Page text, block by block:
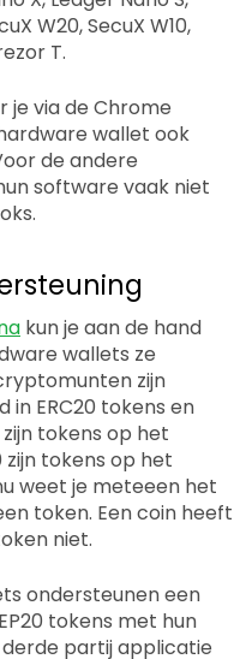
W20, SecuX W10,
T.
je via de Chrome
wallet ook
de andere
software vaak niet
kun je aan de hand
wallets ze
zijn
ERC20 tokens en
zijn tokens op het
zijn tokens op het
weet je meteeen het
token. Een coin heeft
niet.
ondersteunen een
tokens met hun
partij applicatie